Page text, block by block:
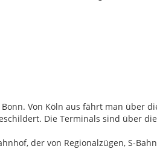
Von Köln aus fährt man über
Die Terminals sind über
der von Regionalzügen, S-